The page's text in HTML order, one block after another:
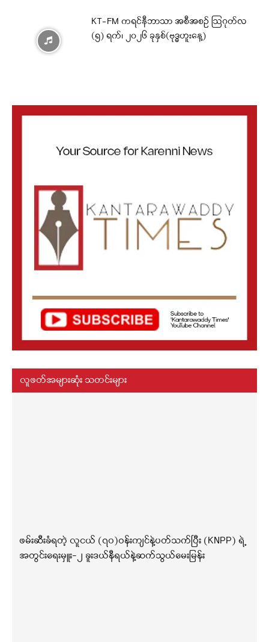
KT-FM ကရင်နီဘာသာ အစီအစဉ် ဩဂုတ်လ
(၅) ရက်၊ ၂၀၂၆ ခုနှစ်(ဗုဒ္ဓဟူးနေ့)
လူဖတ်အများဆုံး သတင်းများ
ဖမ်းဆီးခံရတဲ့ လူငယ် (၇၀)ဝန်းကျင်နဲ့ပတ်သက်ပြီး (KNPP) ရဲ့
အတွင်းရေးမှူး-၂ ခူးဒယ်နီရယ်နဲ့ဆက်သွယ်မေးမြန်း